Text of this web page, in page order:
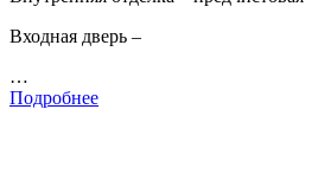
Входная дверь –
…
Подробнее